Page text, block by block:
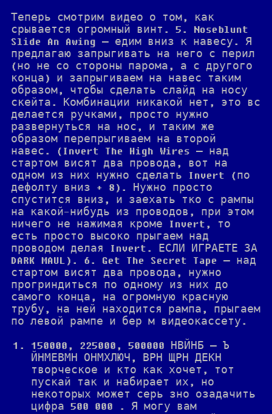
Теперь смотрим видео о том, как
срывается огромный винт. 5. Noseblunt
Slide An Awing — едим вниз к навесу. Я
предлагаю запрыгивать на него с перил
(но не со стороны парома, а с другого
конца) и запрыгиваем на навес таким
образом, чтобы сделать слайд на носу
скейта. Комбинации никакой нет, это вс
делается ручками, просто нужно
развернуться на нос, и таким же
образом перепрыгиваем на второй
навес. (Invert The High Wires — над
стартом висят два провода, вот на
одном из них нужно сделать Invert (по
дефолту вниз + 8). Нужно просто
спустится вниз, и заехать тко с рампы
на какой-нибудь из проводов, при этом
ничего не нажимая кроме Invert, то
есть просто высоко прыгаем над
проводом делая Invert. ЕСЛИ ИГРАЕТЕ ЗА
DARK MAUL). 6. Get The Secret Tape — над
стартом висят два провода, нужно
прогриндиться по одному из них до
самого конца, на огромную красную
трубу, на ней находится рампа, прыгаем
по левой рампе и бер м видеокассету.
150000, 225000, 500000 НВЙНБ — Ъ
ЙНМЕВМН ОНМХЛЮЧ, ВРН ЩРН ДЕКН
творческое и кто как хочет, тот
пускай так и набирает их, но
некоторых может серь зно озадачить
цифра 500 000 . Я могу вам